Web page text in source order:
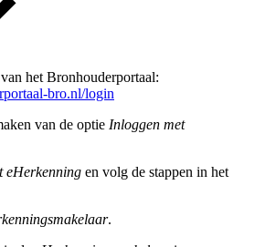
het Bronhouderportaal:
bro.nl/login
van de optie Inloggen met
eHerkenning en volg de stappen in het
.